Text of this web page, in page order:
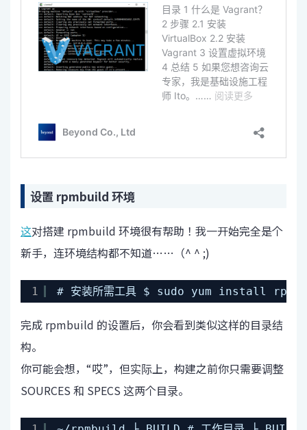
设置 rpmbuild 环境
这对搭建 rpmbuild 环境很有帮助！我一开始完全是个
新手，连环境结构都不知道……（^ ^ ;)
1 # 安装所需工具 $ sudo yum install
完成 rpmbuild 的设置后，你会看到类似这样的目录结
构。
你可能会想，“哎”，但实际上，构建之前你只需要调整
SOURCES 和 SPECS 这两个目录。